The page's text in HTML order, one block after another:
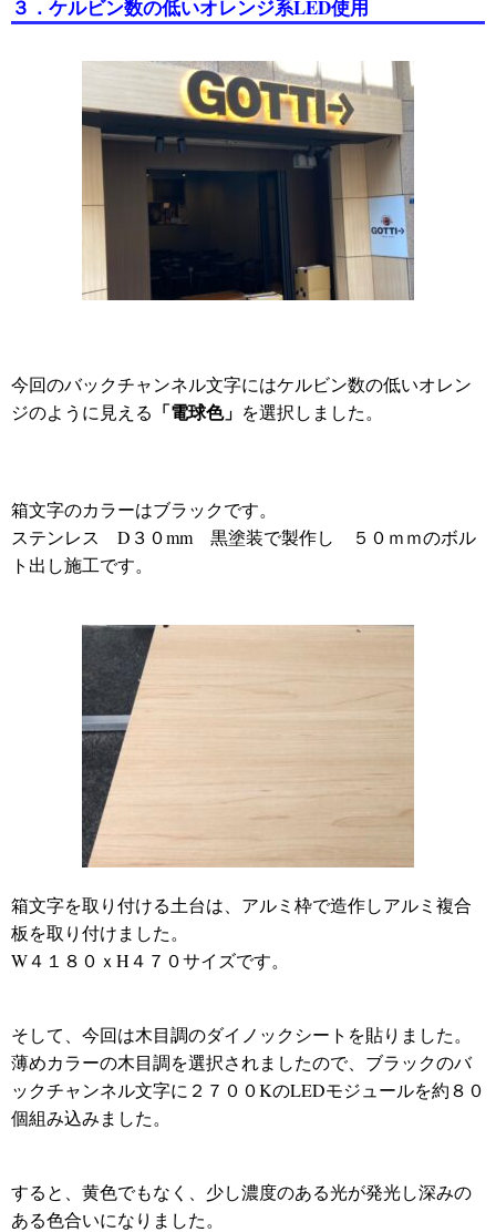
３．ケルビン数の低いオレンジ系LED使用
今回のバックチャンネル文字にはケルビン数の低いオレン
ジのように見える 「電球色」 を選択しました。
箱文字のカラーはブラックです。
ステンレス D３０mm 黒塗装で製作し ５０ｍｍのボル
ト出し施工です。
箱文字を取り付ける土台は、アルミ枠で造作しアルミ複合
板を取り付けました。
W４１８０ｘH４７０サイズです。
そして、今回は木目調のダイノックシートを貼りました。
薄めカラーの木目調を選択されましたので、ブラックのバ
ックチャンネル文字に２７００KのLEDモジュールを約８０
個組み込みました。
すると、黄色でもなく、少し濃度のある光が発光し深みの
ある色合いになりました。